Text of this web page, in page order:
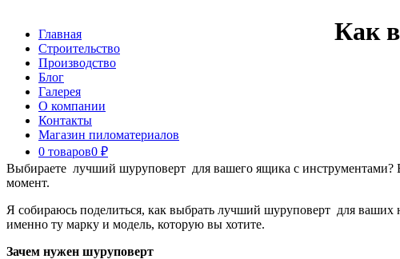
контенту
Главная
Строительство
Производство
Блог
Галерея
О компании
Контакты
Магазин пиломатериалов
0 товаров0 ₽
Как
Выбираете лучший шуруповерт для вашего ящика с
момент.
Я собираюсь поделиться, как выбрать лучший шуруповерт для
именно ту марку и модель, которую вы хотите.
Зачем нужен шуруповерт